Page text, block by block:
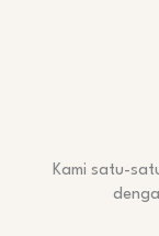
Kami satu-